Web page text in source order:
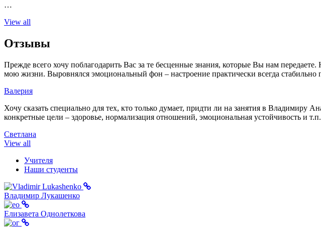
…
View all
Отзывы
Прежде всего хочу поблагодарить Вас за те бесценные знания, которые Вы нам
мою жизни. Выровнялся эмоциональный фон – настроение практически всегда
Валерия
Хочу сказать специально для тех, кто только думает, придти ли на занятия в
конкретные цели – здоровье, нормализация отношений, эмоциональная устойчивость и
Светлана
View all
Учителя
Наши студенты
Владимир Лукашенко
Елизавета Однолеткова